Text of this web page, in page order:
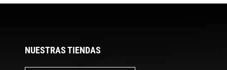
NUESTRAS TIENDAS